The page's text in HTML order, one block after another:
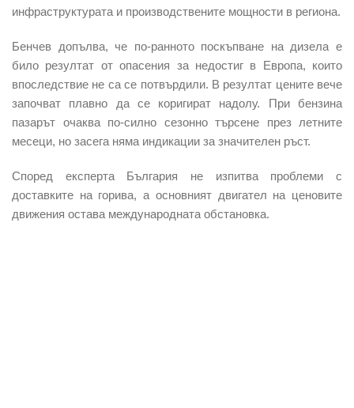
инфраструктурата и производствените мощности в региона.
Бенчев допълва, че по-ранното поскъпване на дизела е
било резултат от опасения за недостиг в Европа, които
впоследствие не са се потвърдили. В резултат цените вече
започват плавно да се коригират надолу. При бензина
пазарът очаква по-силно сезонно търсене през летните
месеци, но засега няма индикации за значителен ръст.
Според експерта България не изпитва проблеми с
доставките на горива, а основният двигател на ценовите
движения остава международната обстановка.